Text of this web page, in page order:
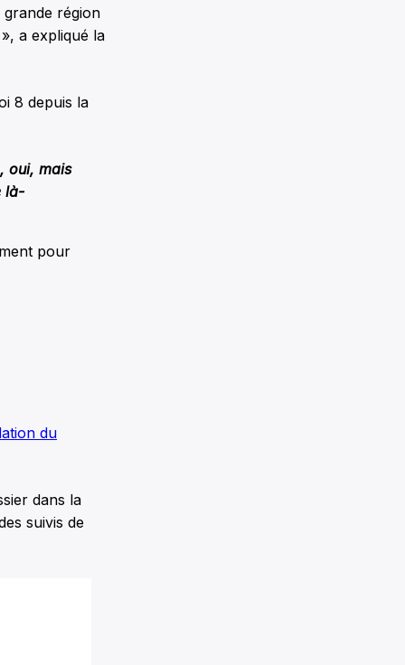
grande région
a expliqué la
8 depuis la
oui, mais
là-
pour
du
dans la
suivis de